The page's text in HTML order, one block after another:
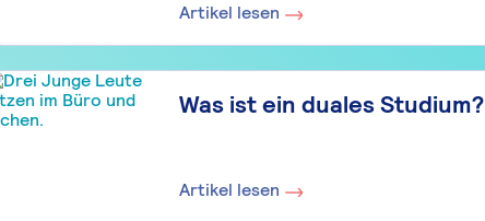
Artikel lesen
Was ist ein duales Studium?
Artikel lesen